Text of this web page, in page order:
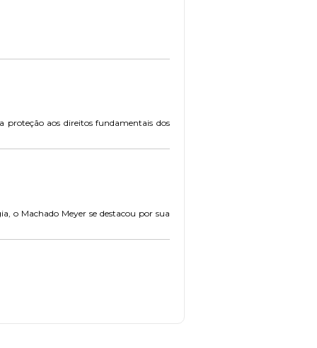
proteção aos direitos fundamentais dos
o Machado Meyer se destacou por sua